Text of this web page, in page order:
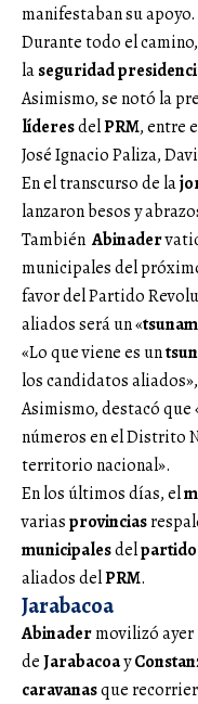
manifestaban su apoyo.
Durante todo el
laseguridad
Asimismo, se notó la
líderesdelPRM, entre
José Ignacio Paliza,
En el transcurso de la
lanzaron besos y
TambiénAbinader
municipales del
favor del Partido
aliados será un «
«Lo que viene es un
los candidatos
Asimismo, destacó que
números en el Distrito
territorio nacional».
En los últimos días, el
variasprovincias
municipalesdel
aliados delPRM.
Jarabacoa
Abinadermovilizó
deJarabacoay
caravanasque